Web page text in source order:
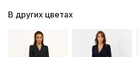
В других цветах